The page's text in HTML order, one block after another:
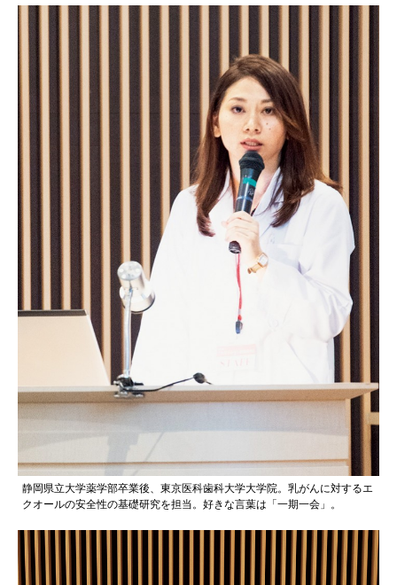
静岡県立大学薬学部卒業後、東京医科歯科大学大学院。乳がんに対するエ
クオールの安全性の基礎研究を担当。好きな言葉は「一期一会」。